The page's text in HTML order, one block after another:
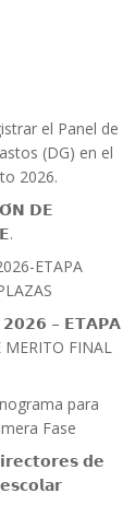
el Panel de
(DG) en el
2026.
𝗗𝗘
ETAPA
– 𝗘𝗧𝗔𝗣𝗔
FINAL
para
Fase
𝗱𝗲